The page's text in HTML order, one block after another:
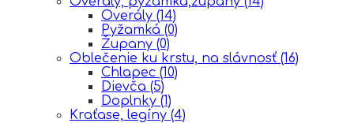
Overály (14)
Pyžamká (0)
Župany (0)
Oblečenie ku krstu, na slávnosť (16)
Chlapec (10)
Dievča (5)
Doplnky (1)
Kraťase, legíny (4)